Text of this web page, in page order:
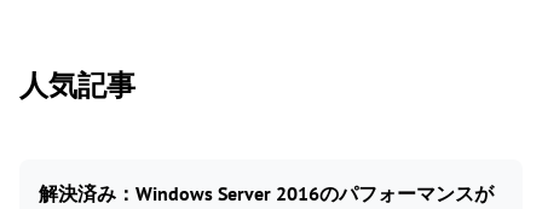
人気記事
解決済み：Windows Server 2016のパフォーマンスが